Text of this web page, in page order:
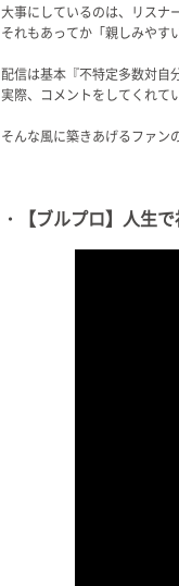
大事にしているのは、リスナ
それもあってか「親しみやす
配信は基本『不特定多数対自
実際、コメントをしてくれて
そんな風に築きあげるファン
・【ブルプロ】人生